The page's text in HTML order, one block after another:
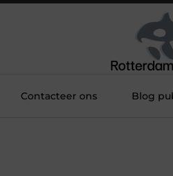
Contacteer ons Blog